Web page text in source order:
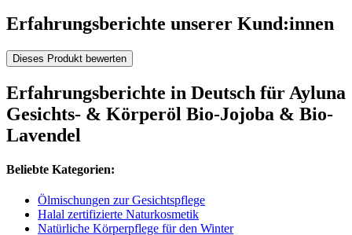
Erfahrungsberichte unserer Kund:innen
Dieses Produkt bewerten
Erfahrungsberichte in Deutsch für Ayluna
Gesichts- & Körperöl Bio-Jojoba & Bio-
Lavendel
Beliebte Kategorien:
Ölmischungen zur Gesichtspflege
Halal zertifizierte Naturkosmetik
Natürliche Körperpflege für den Winter